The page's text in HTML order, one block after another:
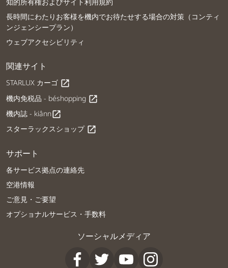
長時間にわたりお客様を機内でお待たせする場合の対策（コンティ
ンジェンシープラン）
ウェブアクセシビリティ
関連サイト
STARLUX カーゴ open_in_new
機内免税品 - béshopping open_in_new
機内誌 - kiânnopen_in_new
スターラックスショップ open_in_new
サポート
各サービス拠点の連絡先
空港情報
ご意見・ご要望
オプショナルサービス・手数料
ソーシャルメディア